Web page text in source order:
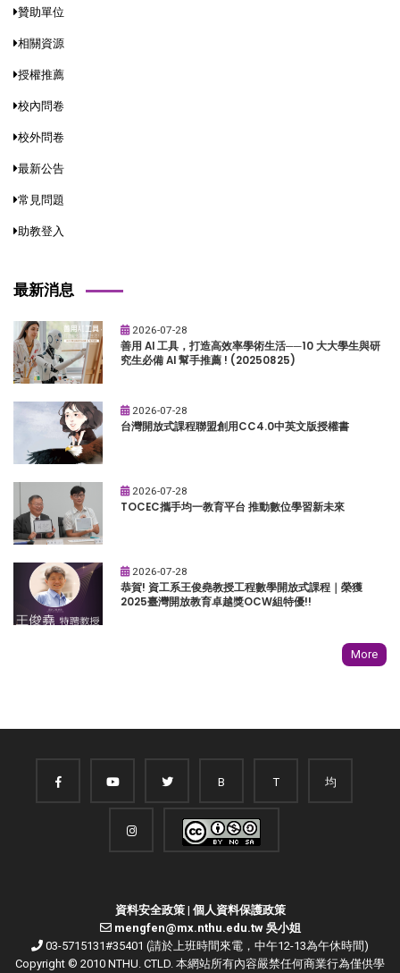
贊助單位
相關資源
授權推薦
校內問卷
校外問卷
最新公告
常見問題
助教登入
最新消息
2026-07-28
善用 AI 工具，打造高效率學術生活──10 大大學生與研
究生必備 AI 幫手推薦 ! (20250825)
2026-07-28
台灣開放式課程聯盟創用CC4.0中英文版授權書
2026-07-28
TOCEC攜手均一教育平台 推動數位學習新未來
2026-07-28
恭賀! 資工系王俊堯教授工程數學開放式課程｜榮獲
2025臺灣開放教育卓越獎OCW組特優!!
More
B T 均
資料安全政策| 個人資料保護政策
mengfen@mx.nthu.edu.tw 吳小姐
03-5715131#35401 (請於上班時間來電，中午12-13為午休時間)
Copyright © 2010 NTHU. CTLD. 本網站所有內容嚴禁任何商業行為僅供學